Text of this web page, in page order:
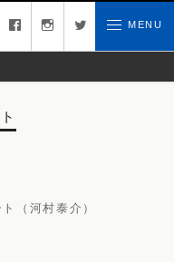
facebook instagram twitter MENU
（河村泰介）